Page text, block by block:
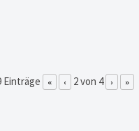
Einträge « ‹ 2 von 4 › »